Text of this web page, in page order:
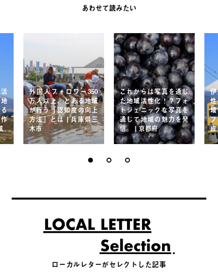
あわせて読みたい
外国人フォロワー350
万人以上、とある地域
が行う「認知度の向上
方法」とは | 兵庫県三
木市
これからは写真を通じ
た地域活性化！？フォ
トジェニックな写真を
通じて地域の魅力を発
信。 | 京都府
ローカルレターがセレクトした記事